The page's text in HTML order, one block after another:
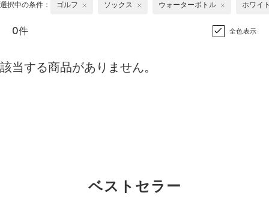
選択中の条件： ゴルフ ソックス ウォーターボトル ホワイ
0件 全色表示
該当する商品がありません。
ベストセラー